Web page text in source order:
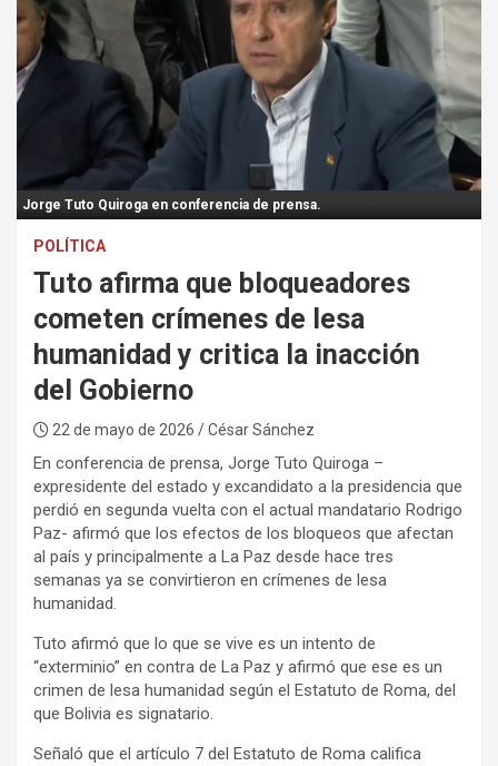
m
e
n
Jorge Tuto Quiroga en conferencia de prensa.
POLÍTICA
Tuto afirma que bloqueadores
cometen crímenes de lesa
humanidad y critica la inacción
del Gobierno
22 de mayo de 2026 / César Sánchez
En conferencia de prensa, Jorge Tuto Quiroga –
expresidente del estado y excandidato a la presidencia que
perdió en segunda vuelta con el actual mandatario Rodrigo
Paz- afirmó que los efectos de los bloqueos que afectan
al país y principalmente a La Paz desde hace tres
semanas ya se convirtieron en crímenes de lesa
humanidad.
Tuto afirmó que lo que se vive es un intento de
“exterminio” en contra de La Paz y afirmó que ese es un
crimen de lesa humanidad según el Estatuto de Roma, del
que Bolivia es signatario.
Señaló que el artículo 7 del Estatuto de Roma califica